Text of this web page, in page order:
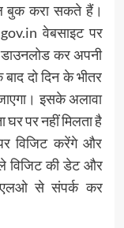
बुक करा सकते हैं।
वेबसाइट पर
कर अपनी
दो दिन के भीतर
इसके अलावा
पर नहीं मिलता है
विजिट करेंगे और
विजिट की डेट और
से संपर्क कर